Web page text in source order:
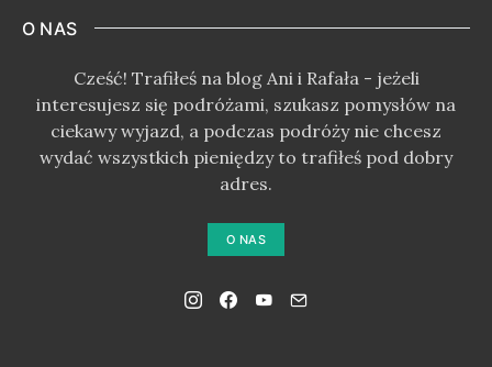
O NAS
Cześć! Trafiłeś na blog Ani i Rafała - jeżeli
interesujesz się podróżami, szukasz pomysłów na
ciekawy wyjazd, a podczas podróży nie chcesz
wydać wszystkich pieniędzy to trafiłeś pod dobry
adres.
O NAS